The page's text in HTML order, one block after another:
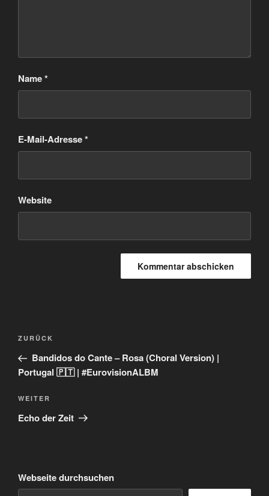
Name*
E-Mail-Adresse*
Website
Beitragsnavigation
Vorheriger
Beitrag
ZURÜCK
Bandidos do Cante – Rosa (Choral Version) |
Portugal 🇵🇹 | #EurovisionALBM
Nächster
Beitrag
WEITER
Echo der Zeit
Webseite durchsuchen